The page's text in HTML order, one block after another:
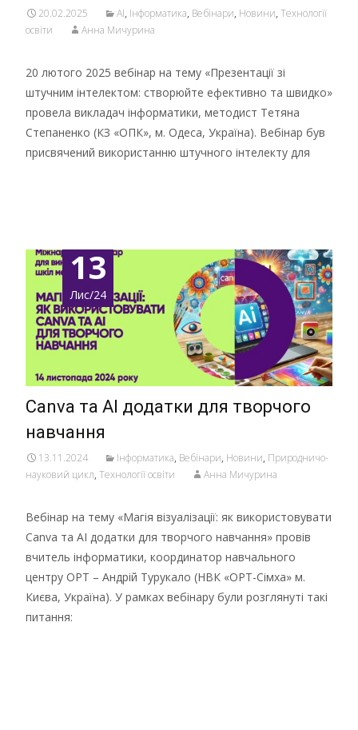
20.02.2025 AI, Інформатика, Вебінари, Новини, Технології
освіти
Анна Мичурина
20 лютого 2025 вебінар на тему «Презентації зі
штучним інтелектом: створюйте ефективно та швидко»
провела викладач інформатики, методист Тетяна
Степаненко (КЗ «ОПК», м. Одеса, Україна). Вебінар був
присвячений використанню штучного інтелекту для
13
Лис/24
Canva та AI додатки для творчого
навчання
13.11.2024 Інформатика, Вебінари, Новини, Природничо-
науковий цикл, Технології освіти Анна Мичурина
Вебінар на тему «Магія візуалізації: як використовувати
Canva та AI додатки для творчого навчання» провів
вчитель інформатики, координатор навчального
центру ОРТ – Андрій Турукало (НВК «ОРТ-Сімха» м.
Києва, Україна). У рамках вебінару були розглянуті такі
питання: